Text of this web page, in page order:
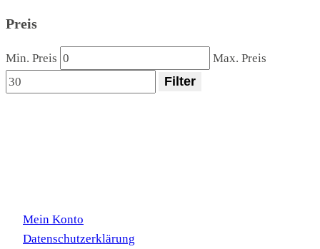
Preis
Min. Preis Max. Preis
Filter
Mein Konto
Datenschutzerklärung